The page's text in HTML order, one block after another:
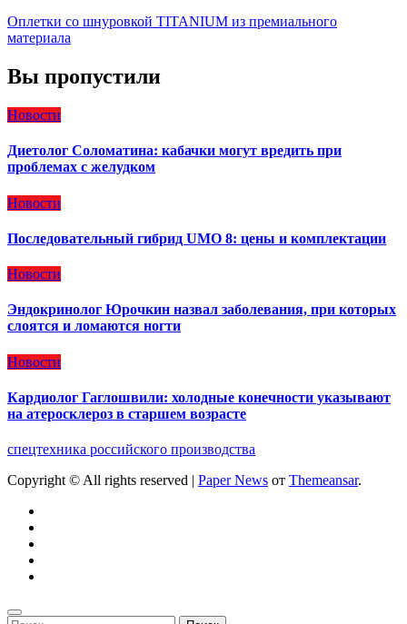
Оплетки со шнуровкой TITANIUM из премиального
материала
Вы пропустили
Новости
Диетолог Соломатина: кабачки могут вредить при
проблемах с желудком
Новости
Последовательный гибрид UMO 8: цены и комплектации
Новости
Эндокринолог Юрочкин назвал заболевания, при которых
слоятся и ломаются ногти
Новости
Кардиолог Гаглошвили: холодные конечности указывают
на атеросклероз в старшем возрасте
спецтехника российского производства
Copyright © All rights reserved | Paper News от Themeansar.